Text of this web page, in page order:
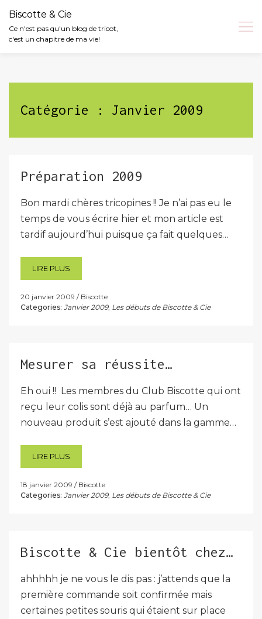
Biscotte & Cie
Ce n'est pas qu'un blog de tricot,
c'est un chapitre de ma vie!
Catégorie : Janvier 2009
Préparation 2009
Bon mardi chères tricopines !! Je n’ai pas eu le
temps de vous écrire hier et mon article est
tardif aujourd’hui puisque ça fait quelques…
LIRE PLUS
20 janvier 2009
Biscotte
Categories: Janvier 2009, Les débuts de Biscotte & Cie
Mesurer sa réussite…
Eh oui !! Les membres du Club Biscotte qui ont
reçu leur colis sont déjà au parfum… Un
nouveau produit s’est ajouté dans la gamme…
LIRE PLUS
18 janvier 2009
Biscotte
Categories: Janvier 2009, Les débuts de Biscotte & Cie
Biscotte & Cie bientôt chez…
ahhhhh je ne vous le dis pas : j’attends que la
première commande soit confirmée mais
certaines petites souris qui étaient sur place